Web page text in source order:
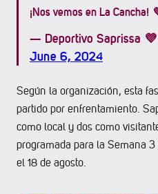
¡Nos vemos en La Cancha!
— Deportivo Saprissa 💜
June 6, 2024
Según la organización, esta
partido por enfrentamiento.
como local y dos como
programada para la Semana
el 18 de agosto.